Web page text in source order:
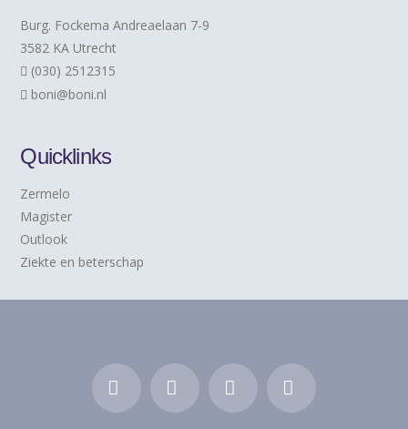
Burg. Fockema Andreaelaan 7-9
3582 KA Utrecht
(030) 2512315
boni@boni.nl
Quicklinks
Zermelo
Magister
Outlook
Ziekte en beterschap